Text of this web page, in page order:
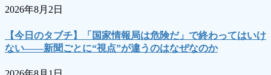
2026年8月2日
【今日のタブチ】「国家情報局は危険だ」で終わってはいけ
ない――新聞ごとに“視点”が違うのはなぜなのか